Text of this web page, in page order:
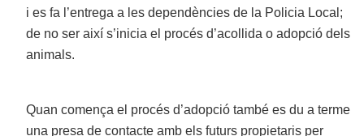
i es fa l’entrega a les dependències de la Policia Local;
de no ser així s’inicia el procés d’acollida o adopció dels
animals.
Quan comença el procés d’adopció també es du a terme
una presa de contacte amb els futurs propietaris per